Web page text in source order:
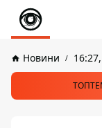
Новини